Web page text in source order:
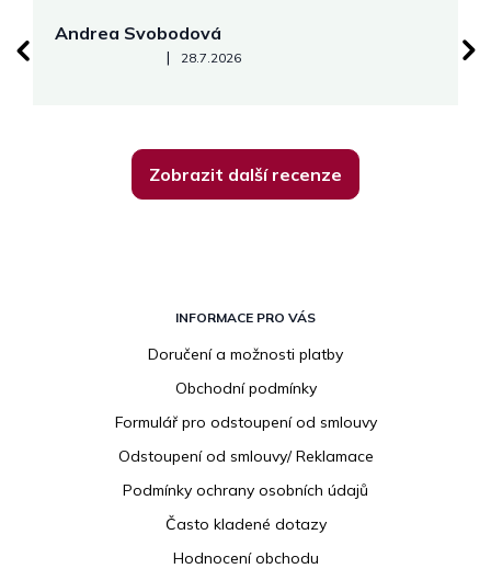
Andrea Svobodová
Hodnocení obchodu je 5 z 5 hvězdiček.
| 28.7.2026
Zobrazit další recenze
INFORMACE PRO VÁS
Doručení a možnosti platby
Obchodní podmínky
Formulář pro odstoupení od smlouvy
Odstoupení od smlouvy/ Reklamace
Podmínky ochrany osobních údajů
Často kladené dotazy
Hodnocení obchodu